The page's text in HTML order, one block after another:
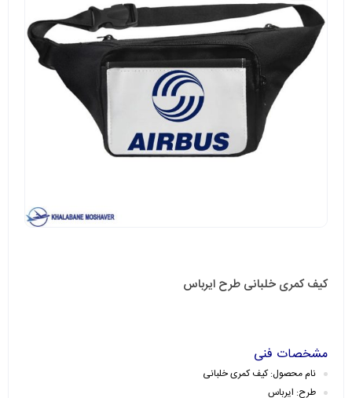
کیف کمری خلبانی طرح ایرباس
مشخصات فنی
نام محصول: کیف کمری خلبانی
طرح: ایرباس